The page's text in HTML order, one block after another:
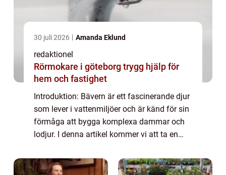
30 juli 2026 Amanda Eklund
redaktionel
Rörmokare i göteborg trygg hjälp för
hem och fastighet
Introduktion: Bävern är ett fascinerande djur
som lever i vattenmiljöer och är känd för sin
förmåga att bygga komplexa dammar och
lodjur. I denna artikel kommer vi att ta en
olika aspekter, från deras beteen...